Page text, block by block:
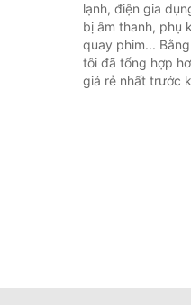
lạnh, điện gia
bị âm thanh, phụ
quay phim...
tôi đã tổng hợp
giá rẻ nhất trước